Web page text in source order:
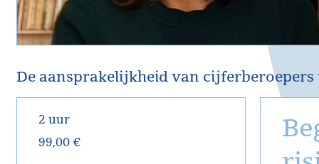
De aansprakelijkheid van
2 uur
99,00 €